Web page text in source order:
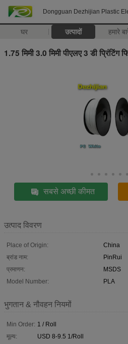
Dongguan Dezhijian Plastic
घर उत्पादों हमारे
1.75 मिमी 3.0 मिमी पीएलए 3 डी प्रिंटिंग
सबसे अच्छी कीमत
उत्पाद विवरण
Place of Origin:
China
ब्रांड नाम:
PinRui
प्रमाणन:
MSDS
Model Number:
PLA
भुगतान & नौवहन नियमों
Min Order: 1 / Roll
मूल्य:
USD 8-9.5 1/Roll